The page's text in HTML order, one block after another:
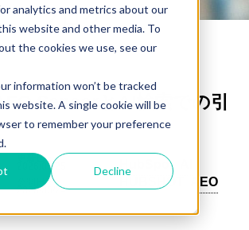
analytics and metrics about our
website and other media. To
the cookies we use, see our
information won’t be tracked
website. A single cookie will be
to remember your preference
Decline
ブログ
BLOG
SensorとAI検索での引
更新日：
2026/05/25
公開日：
2026/05/24
HubSpot
HUBSHOT
AEO